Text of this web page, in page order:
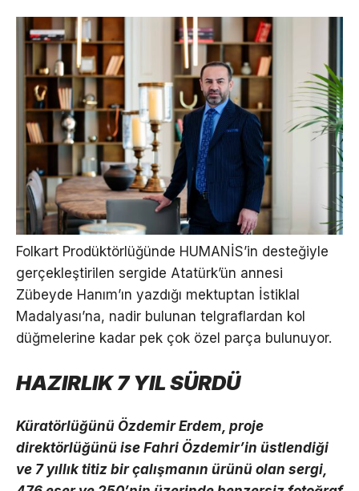
Folkart Prodüktörlüğünde HUMANİS’in desteğiyle
gerçekleştirilen sergide Atatürk’ün annesi
Zübeyde Hanım’ın yazdığı mektuptan İstiklal
Madalyası’na, nadir bulunan telgraflardan kol
düğmelerine kadar pek çok özel parça bulunuyor.
HAZIRLIK 7 YIL SÜRDÜ
Küratörlüğünü Özdemir Erdem, proje
direktörlüğünü ise Fahri Özdemir’in üstlendiği
ve 7 yıllık titiz bir çalışmanın ürünü olan sergi,